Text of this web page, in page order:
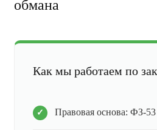
обмана
Как мы работаем по
Правовая основа: ФЗ-53